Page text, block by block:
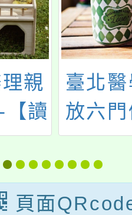
學開
全英
上課
修
大成
科
115
研習
列
頁面